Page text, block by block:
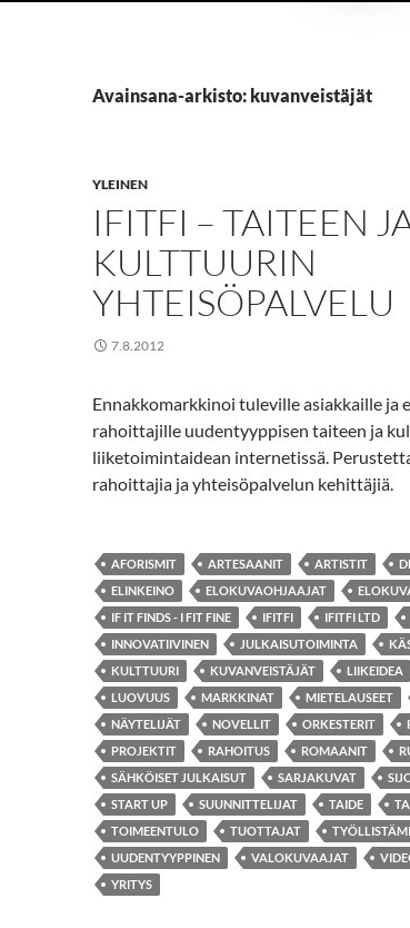
Avainsana-arkisto: kuvanveistäjät
YLEINEN
IFITFI – TAITEEN
KULTTUURIN
YHTEISÖPALVELU
7.8.2012
Ennakkomarkkinoi tuleville asiakkaille ja
rahoittajille uudentyyppisen taiteen ja
liiketoimintaidean internetissä.
rahoittajia ja yhteisöpalvelun kehittäjiä.
AFORISMIT ARTESAANIT ARTISTIT
ELINKEINO
ELOKUVAOHJAAJAT
IF IT FINDS - I FIT FINE
IFITFI IFITFI LTD
INNOVATIIVINEN
JULKAISUTOIMINTA
KULTTUURI
KUVANVEISTÄJÄT LIIKEIDEA
LUOVUUS
MARKKINAT MIETELAUSEET
NÄYTELIJÄT
NOVELLIT ORKESTERIT
PROJEKTIT
RAHOITUS ROMAANIT
SÄHKÖISET JULKAISUT
SARJAKUVAT
START UP
SUUNNITTELIJAT TAIDE
TOIMEENTULO
TUOTTAJAT
UUDENTYYPPINEN
VALOKUVAAJAT
YRITYS